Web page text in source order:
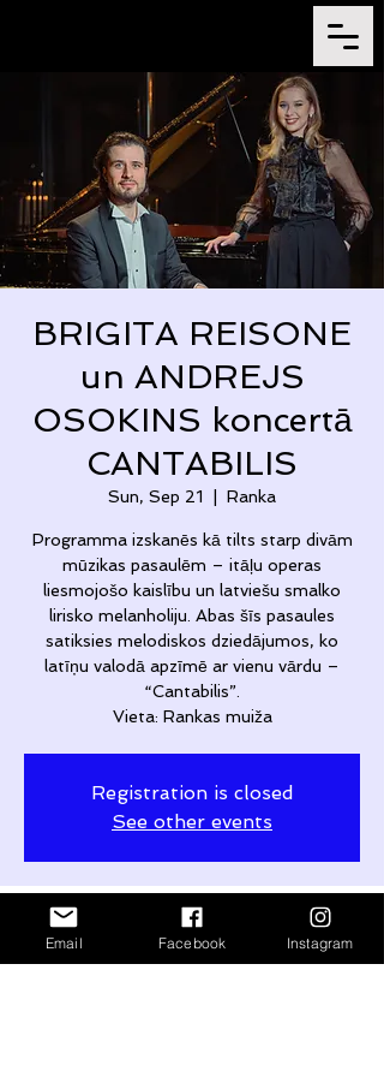
BRIGITA REISONE
un ANDREJS
OSOKINS koncertā
CANTABILIS
Sun, Sep 21 Ranka
Programma izskanēs kā tilts starp divām
mūzikas pasaulēm – itāļu operas
liesmojošo kaislību un latviešu smalko
lirisko melanholiju. Abas šīs pasaules
satiksies melodiskos dziedājumos, ko
latīņu valodā apzīmē ar vienu vārdu –
“Cantabilis”.
Vieta: Rankas muiža
Registration is closed
See other events
Time & Location
Sep 21, 2025, 1:00 PM – 3:00 PM
Email Facebook Instagram